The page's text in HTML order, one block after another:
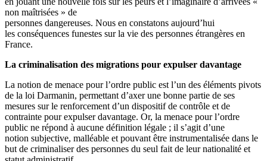
non maîtrisées » de
personnes dangereuses. Nous en constatons aujourd’hui
les conséquences funestes sur la vie des personnes étrangères en
France.
La criminalisation des migrations pour expulser davantage
La notion de menace pour l’ordre public est l’un des éléments pivots
de la loi Darmanin, permettant d’axer une bonne partie de ses
mesures sur le renforcement d’un dispositif de contrôle et de
contrainte pour expulser davantage. Or, la menace pour l’ordre
public ne répond à aucune définition légale ; il s’agit d’une
notion subjective, malléable et pouvant être instrumentalisée dans le
but de criminaliser des personnes du seul fait de leur nationalité et